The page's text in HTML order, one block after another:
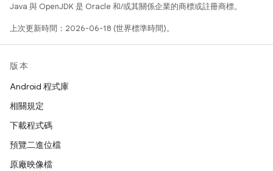
Java 與 OpenJDK 是 Oracle 和/或其關係企業的商標或註冊商標。
上次更新時間：2026-06-18 (世界標準時間)。
版本
Android 程式庫
相關規定
下載程式碼
預覽二進位檔
原廠映像檔